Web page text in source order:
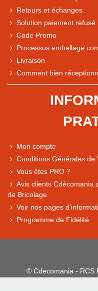
Comparaison des
Retours et échanges
Solution paiement refusé
Code Promo
Processus emballage
Livraison
Comment bien
Mon compte
Conditions Générales de
Vous êtes PRO ?
Avis clients
de Bricolage
Voir nos pages
Programme de Fidélité
© Cdecomania - RCS